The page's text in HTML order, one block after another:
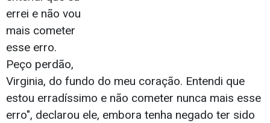
errei e não vou
mais cometer
esse erro.
Peço perdão,
Virginia, do fundo do meu coração. Entendi que
estou erradíssimo e não cometer nunca mais esse
erro", declarou ele, embora tenha negado ter sido